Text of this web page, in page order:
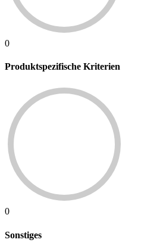
0
Produktspezifische Kriterien
0
Sonstiges